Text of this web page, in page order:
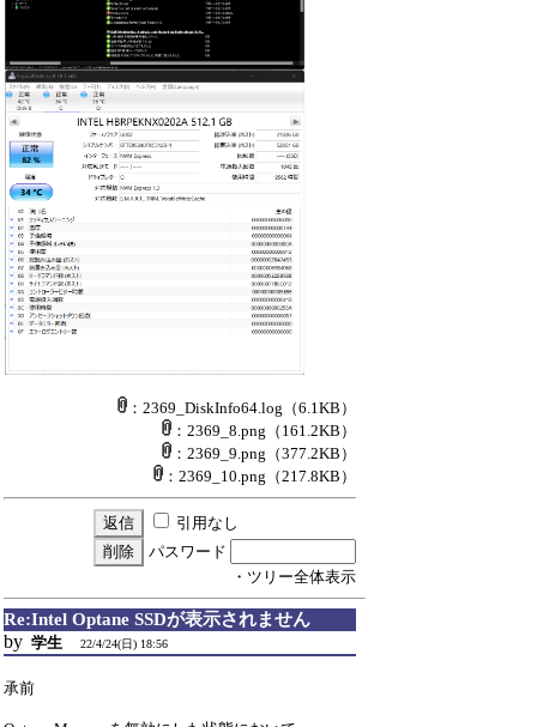
：2369_DiskInfo64.log （6.1KB）
：2369_8.png （161.2KB）
：2369_9.png （377.2KB）
：2369_10.png （217.8KB）
引用なし
パスワード
・ツリー全体表示
Re:Intel Optane SSDが表示されません
by 学生 22/4/24(日) 18:56
承前